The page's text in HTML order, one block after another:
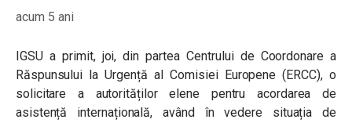
acum 5 ani
IGSU a primit, joi, din partea Centrului de Coordonare a
Răspunsului la Urgență al Comisiei Europene (ERCC), o
solicitare a autorităților elene pentru acordarea de
asistență internațională, având în vedere situația de